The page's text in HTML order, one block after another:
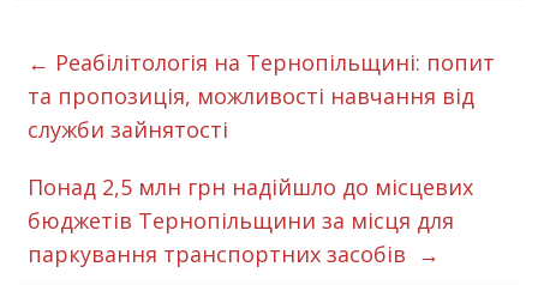
← Реабілітологія на Тернопільщині: попит
та пропозиція, можливості навчання від
служби зайнятості
Понад 2,5 млн грн надійшло до місцевих
бюджетів Тернопільщини за місця для
паркування транспортних засобів →